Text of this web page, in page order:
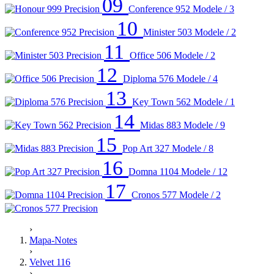
09 Conference 952 Modele / 3
10 Minister 503 Modele / 2
11 Office 506 Modele / 2
12 Diploma 576 Modele / 4
13 Key Town 562 Modele / 1
14 Midas 883 Modele / 9
15 Pop Art 327 Modele / 8
16 Domna 1104 Modele / 12
17 Cronos 577 Modele / 2
›
Mapa-Notes
›
Velvet 116